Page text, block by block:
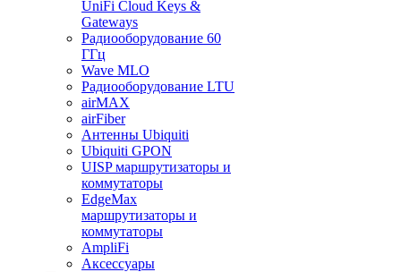
UniFi Cloud Keys &
Gateways
Радиооборудование 60
ГГц
Wave MLO
Радиооборудование LTU
airMAX
airFiber
Антенны Ubiquiti
Ubiquiti GPON
UISP маршрутизаторы и
коммутаторы
EdgeMax
маршрутизаторы и
коммутаторы
AmpliFi
Аксессуары